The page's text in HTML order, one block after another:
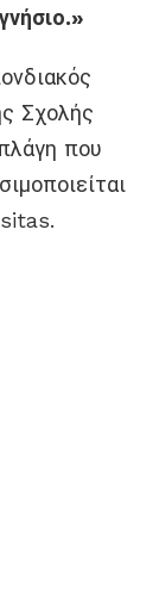
Σχολής
που